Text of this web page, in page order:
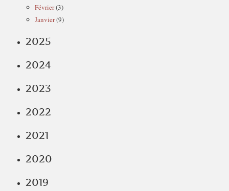
Février(3)
Janvier(9)
2025
2024
2023
2022
2021
2020
2019